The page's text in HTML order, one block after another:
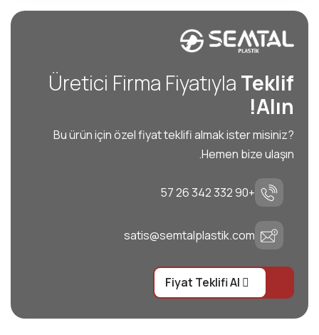
Üretici Firma Fiyatıyla Teklif
Alın!
Bu ürün için özel fiyat teklifi almak ister misiniz?
Hemen bize ulaşın.
+90 332 342 26 57
satis@semtalplastik.com